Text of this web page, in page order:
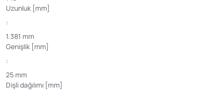
Uzunluk [mm]
:
1.381 mm
Genişlik [mm]
:
25 mm
Dişli dağılımı [mm]